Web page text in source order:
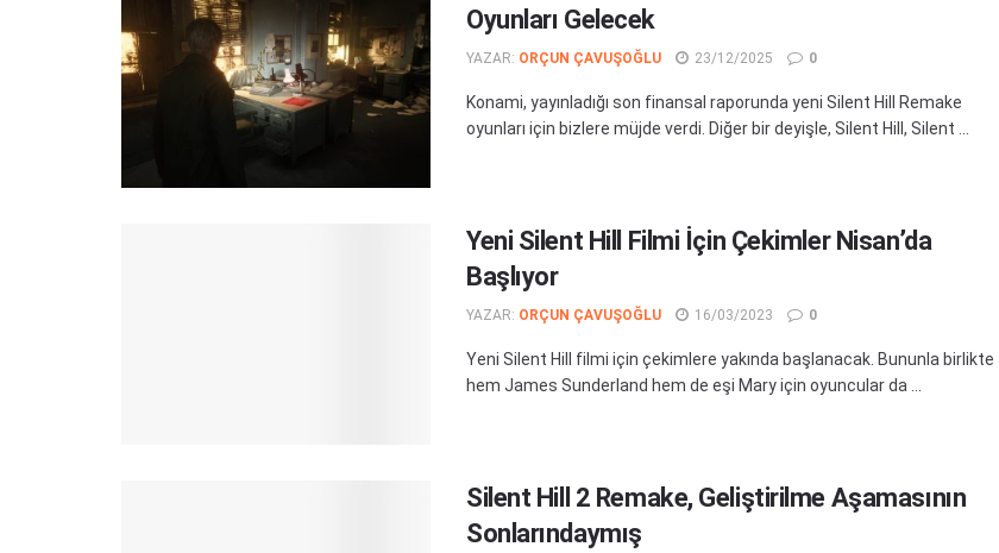
Oyunları Gelecek
YAZAR: ORÇUN ÇAVUŞOĞLU 23/12/2025 0
Konami, yayınladığı son finansal raporunda yeni Silent Hill Remake
oyunları için bizlere müjde verdi. Diğer bir deyişle, Silent Hill, Silent ...
Yeni Silent Hill Filmi İçin Çekimler Nisan’da
Başlıyor
YAZAR: ORÇUN ÇAVUŞOĞLU 16/03/2023 0
Yeni Silent Hill filmi için çekimlere yakında başlanacak. Bununla birlikte
hem James Sunderland hem de eşi Mary için oyuncular da ...
Silent Hill 2 Remake, Geliştirilme Aşamasının
Sonlarındaymış